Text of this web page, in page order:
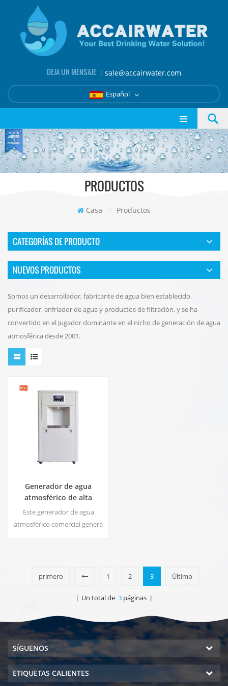
DEJA UN MENSAJE ： sale@accairwater.com
Español
PRODUCTOS
Casa / Productos
CATEGORÍAS DE PRODUCTO
NUEVOS PRODUCTOS
Somos un desarrollador, fabricante de agua bien establecido.
purificador, enfriador de agua y productos de filtración, y se ha
convertido en el Jugador dominante en el nicho de generación de agua
atmosférica desde 2001.
Generador de agua
atmosférico de alta
eficiencia |
Inicio/Dispositivo
comercial ecológico | EA-
Este generador de agua
atmosférico comercial genera
primero
1 2 3 Último
[ Un total de 3 páginas ]
SÍGUENOS
ETIQUETAS CALIENTES